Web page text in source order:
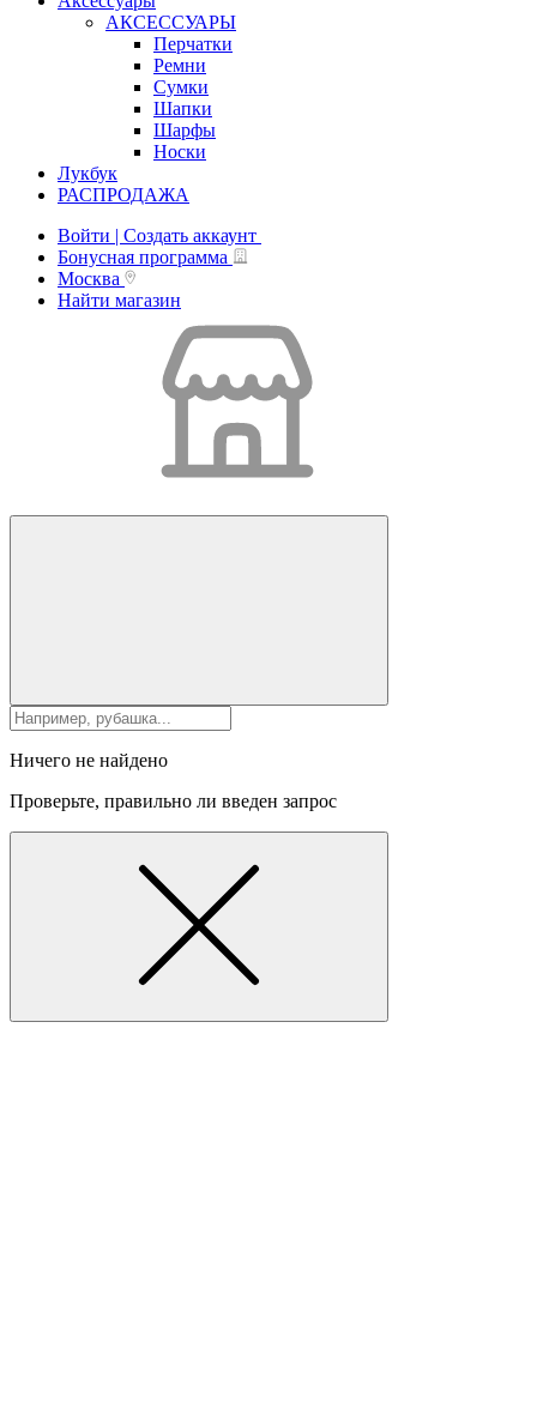
АКСЕССУАРЫ
Перчатки
Ремни
Сумки
Шапки
Шарфы
Носки
Лукбук
РАСПРОДАЖА
Войти | Создать аккаунт
Бонусная программа
Москва
Найти магазин
Ничего не найдено
Проверьте, правильно ли введен запрос